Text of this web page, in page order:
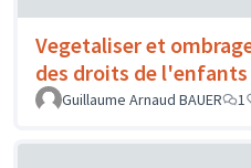
Vegetaliser et
des droits de l'enfants
Guillaume Arnaud BAUER
1